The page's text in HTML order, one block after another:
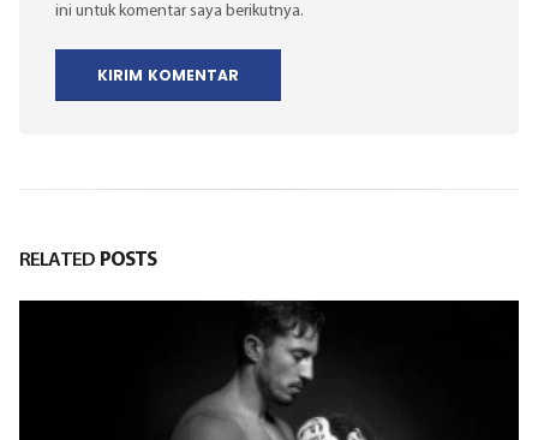
ini untuk komentar saya berikutnya.
RELATED POSTS